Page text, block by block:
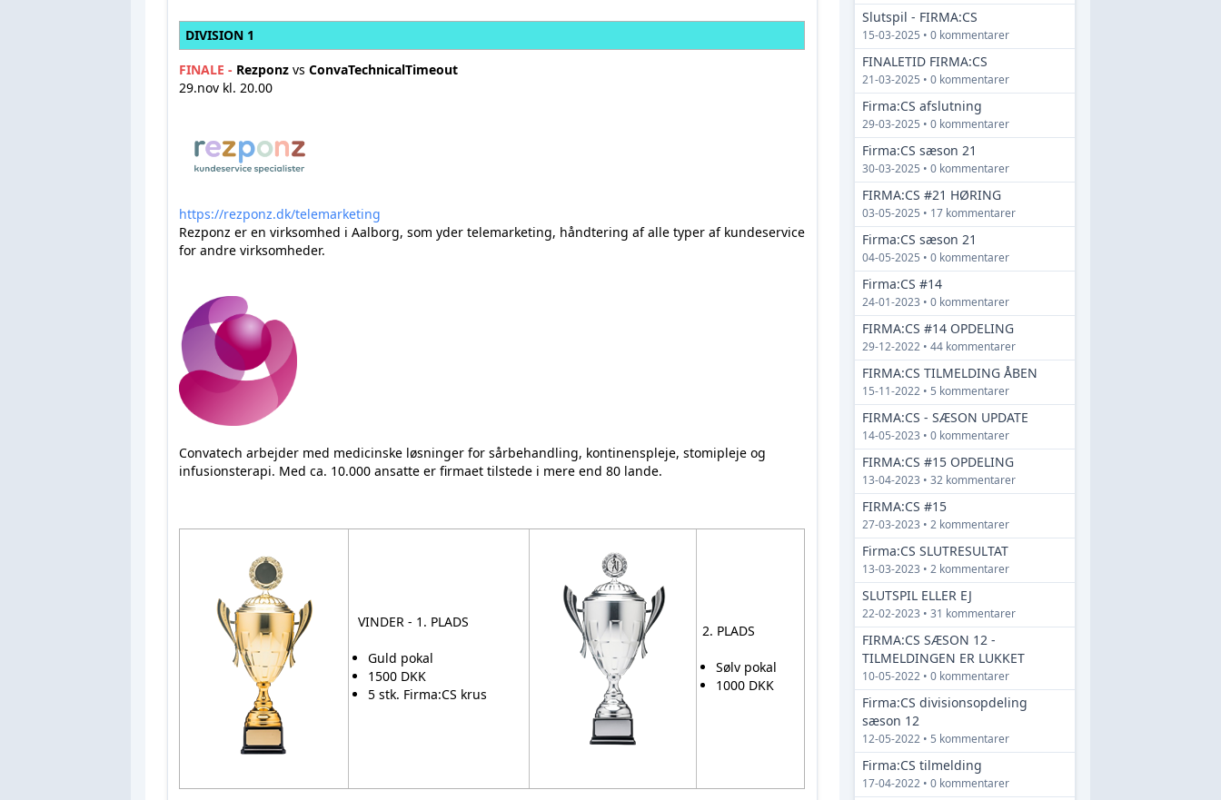
DIVISION 1
FINALE - Rezponz vs ConvaTechnicalTimeout
29.nov kl. 20.00
https://rezponz.dk/telemarketing
Rezponz er en virksomhed i Aalborg, som yder telemarketing, håndtering af alle typer af kundeservice
for andre virksomheder.
Convatech arbejder med medicinske løsninger for sårbehandling, kontinenspleje, stomipleje og
infusionsterapi. Med ca. 10.000 ansatte er firmaet tilstede i mere end 80 lande.
VINDER - 1. PLADS
Guld pokal
1500 DKK
5 stk. Firma:CS krus
2. PLADS
Sølv pokal
1000 DKK
Slutspil - FIRMA:CS
15-03-2025 • 0 kommentarer
FINALETID FIRMA:CS
21-03-2025 • 0 kommentarer
Firma:CS afslutning
29-03-2025 • 0 kommentarer
Firma:CS sæson 21
30-03-2025 • 0 kommentarer
FIRMA:CS #21 HØRING
03-05-2025 • 17 kommentarer
Firma:CS sæson 21
04-05-2025 • 0 kommentarer
Firma:CS #14
24-01-2023 • 0 kommentarer
FIRMA:CS #14 OPDELING
29-12-2022 • 44 kommentarer
FIRMA:CS TILMELDING ÅBEN
15-11-2022 • 5 kommentarer
FIRMA:CS - SÆSON UPDATE
14-05-2023 • 0 kommentarer
FIRMA:CS #15 OPDELING
13-04-2023 • 32 kommentarer
FIRMA:CS #15
27-03-2023 • 2 kommentarer
Firma:CS SLUTRESULTAT
13-03-2023 • 2 kommentarer
SLUTSPIL ELLER EJ
22-02-2023 • 31 kommentarer
FIRMA:CS SÆSON 12 -
TILMELDINGEN ER LUKKET
10-05-2022 • 0 kommentarer
Firma:CS divisionsopdeling
sæson 12
12-05-2022 • 5 kommentarer
Firma:CS tilmelding
17-04-2022 • 0 kommentarer